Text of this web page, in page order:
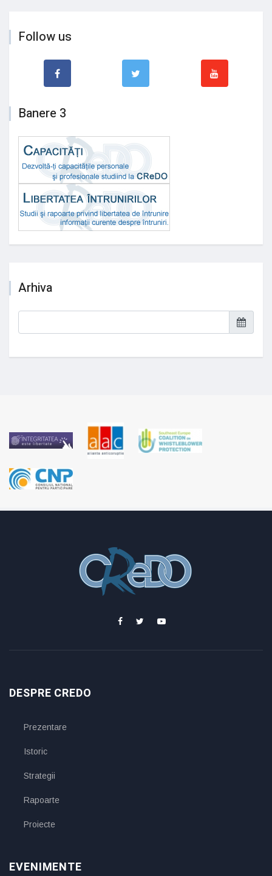
Follow us
Banere 3
Arhiva
DESPRE CREDO
Prezentare
Istoric
Strategii
Rapoarte
Proiecte
EVENIMENTE